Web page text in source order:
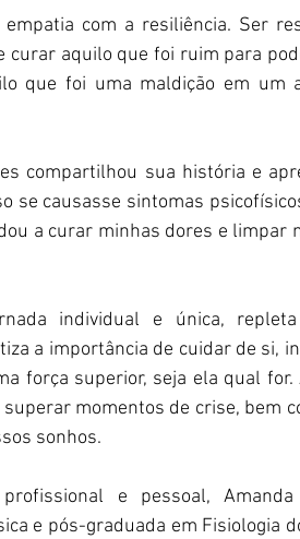
com a resiliência. Ser
aquilo que foi ruim para
que foi uma maldição em um
compartilhou sua história e
se causasse sintomas
a curar minhas dores e limpar
individual e única,
a importância de cuidar de si,
força superior, seja ela qual for.
momentos de crise, bem
sonhos.
e pessoal,
e pós-graduada em Fisiologia